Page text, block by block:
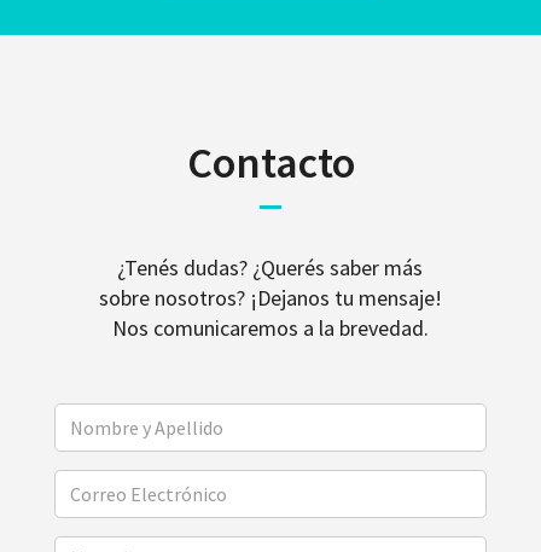
Contacto
¿Tenés dudas? ¿Querés saber más
sobre nosotros? ¡Dejanos tu mensaje!
Nos comunicaremos a la brevedad.